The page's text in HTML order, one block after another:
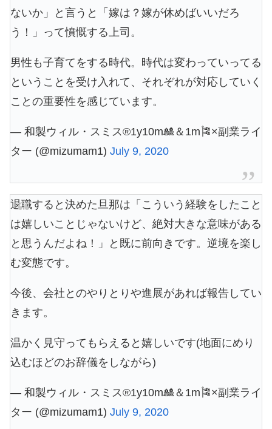
ないか」と言うと「嫁は？嫁が休めばいいだろ
う！」って憤慨する上司。
男性も子育てをする時代。時代は変わっていってる
ということを受け入れて、それぞれが対応していく
ことの重要性を感じています。
— 和製ウィル・スミス®1y10m🎎＆1m🎏×副業ライ
ター (@mizumam1) July 9, 2020
退職すると決めた旦那は「こういう経験をしたこと
は嬉しいことじゃないけど、絶対大きな意味がある
と思うんだよね！」と既に前向きです。逆境を楽し
む変態です。
今後、会社とのやりとりや進展があれば報告してい
きます。
温かく見守ってもらえると嬉しいです(地面にめり
込むほどのお辞儀をしながら)
— 和製ウィル・スミス®1y10m🎎＆1m🎏×副業ライ
ター (@mizumam1) July 9, 2020